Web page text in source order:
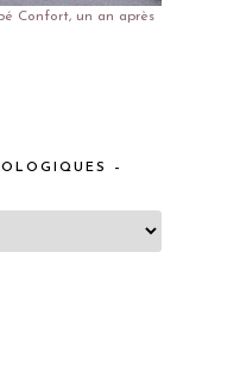
Confort, un an après
–